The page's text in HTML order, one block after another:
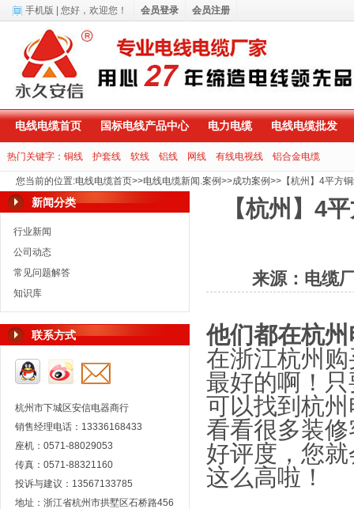
电线电缆首页 国标电线产品中心 电力电缆 电线电缆批发
热门关键字： 铜线 护套线 软线 铝线 网线 有线电视线 铝合金电缆
您当前的位置:电线电缆首页>>电线电缆新闻.案例>>成功案例>> 【杭州】4平方
新闻分类
行业新闻
公司动态
常见问题解答
知识库
联系方式
杭州市下城区安信电器商行
销售经理电话：13336168433
座机：0571-88029053
传真：0571-88321160
投诉与建议：13567133785
地址：浙江省杭州市拱墅区石桥路456
【杭州】4
来源：电缆
他们都在杭
在浙江杭州购
最好的啊！
可以找到杭
看看很多装
好评度，您
这么高啦！
手机版 | 您好， 欢迎您！ 会员登录 会员注册